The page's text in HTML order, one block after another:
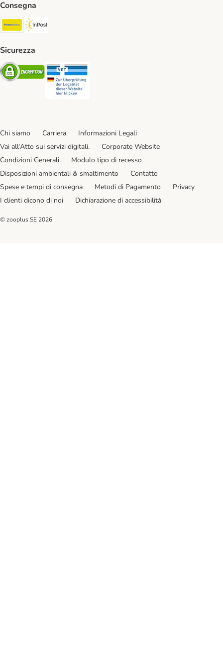
Consegna
Poste Italiane. Shipping Method
Sicurezza
Security
Chi siamo Carriera
Informazioni Legali
Vai all'Atto sui servizi digitali.
Corporate Website
Condizioni Generali
Modulo tipo di recesso
Disposizioni ambientali & smaltimento
Contatto
Spese e tempi di consegna
Metodi di Pagamento
Privacy
I clienti dicono di noi
Dichiarazione di accessibilità
© zooplus SE 2026